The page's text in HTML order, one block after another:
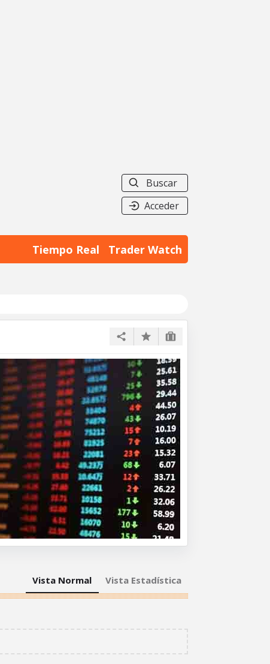
Buscar
Acceder
Tiempo Real Trader Watch
Vista Normal Vista Estadística